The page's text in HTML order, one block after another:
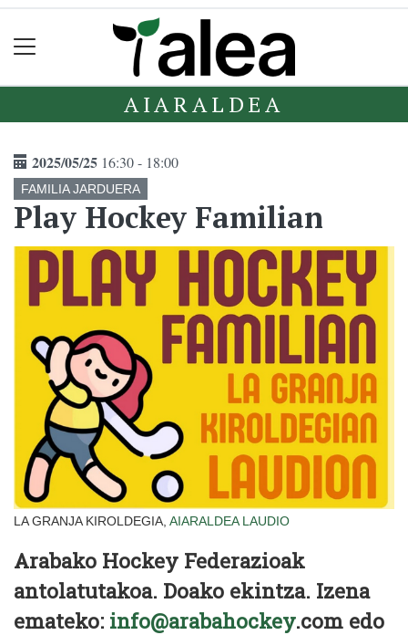
AIARALDEA
2025/05/25 16:30 - 18:00
FAMILIA JARDUERA
Play Hockey Familian
LA GRANJA KIROLDEGIA, AIARALDEA LAUDIO
Arabako Hockey Federazioak
antolatutakoa. Doako ekintza. Izena
emateko: info@arabahockey.com edo